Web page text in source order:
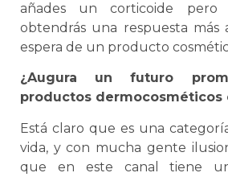
añades un corticoide
obtendrás una respuesta
espera de un producto
¿Augura un futuro
productos dermocosméticos
Está claro que es una
vida, y con mucha gente
que en este canal tiene